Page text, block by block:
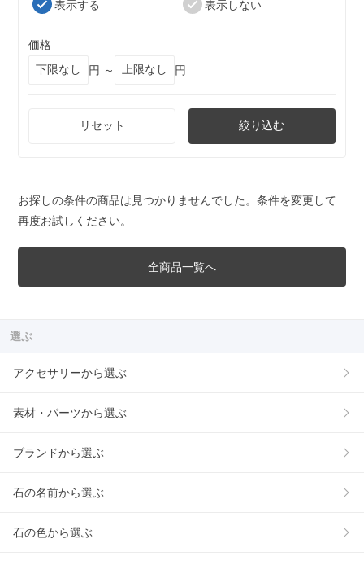
表示する
表示しない
価格
円 ～
円
リセット 絞り込む
お探しの条件の商品は見つかりませんでした。条件を変更して
再度お試しください。
全商品一覧へ
選ぶ
アクセサリーから選ぶ
素材・パーツから選ぶ
ブランドから選ぶ
石の名前から選ぶ
石の色から選ぶ